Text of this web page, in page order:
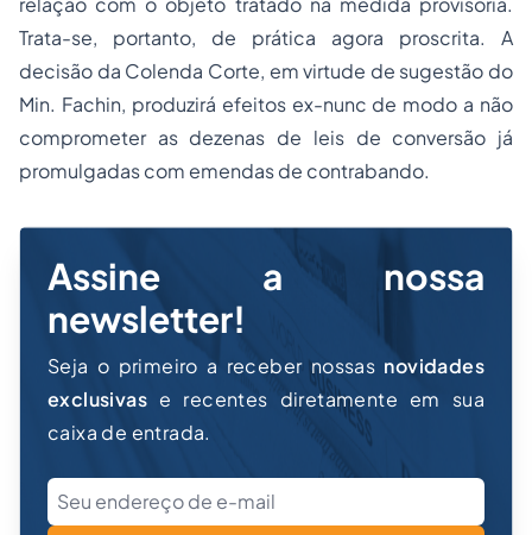
Trata-se, portanto, de prática agora proscrita. A
decisão da Colenda Corte, em virtude de sugestão do
Min. Fachin, produzirá efeitos ex-nunc de modo a não
comprometer as dezenas de leis de conversão já
promulgadas com emendas de contrabando.
Assine a nossa
newsletter!
Seja o primeiro a receber nossas novidades
exclusivas e recentes diretamente em sua
caixa de entrada.